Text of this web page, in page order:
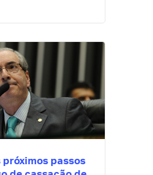
próximos passos